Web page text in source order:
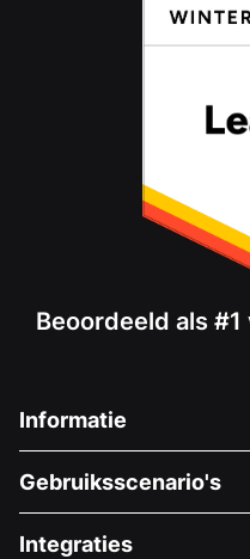
Beoordeeld als
Informatie
Over Ons
Gebruiksscenario's
Integraties